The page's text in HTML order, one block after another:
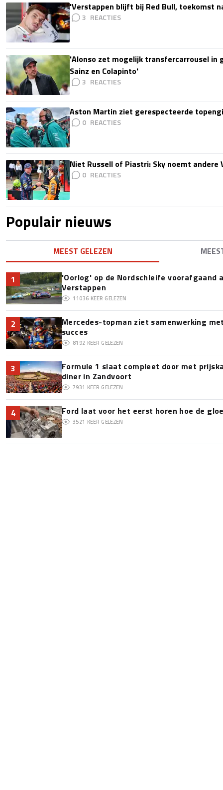
'Verstappen blijft bij Red Bull, toekomst
3
'Alonso zet mogelijk transfercarrousel in
Sainz en Colapinto'
3
Aston Martin ziet gerespecteerde
0
Niet Russell of Piastri: Sky noemt
0
Populair nieuws
MEEST GELEZEN
1
'Oorlog' op de Nordschleife voorafgaand
Verstappen
11036 KEER GELEZEN
2
Mercedes-topman ziet samenwerking
succes
8192 KEER GELEZEN
3
Formule 1 slaat compleet door met
diner in Zandvoort
7931 KEER GELEZEN
4 Ford laat voor het eerst horen hoe de
3521 KEER GELEZEN